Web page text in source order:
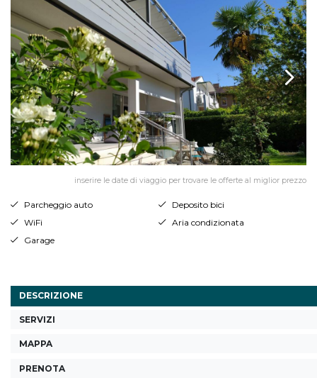
inserire le date di viaggio per trovare le offerte al miglior prezzo
Parcheggio auto
Deposito bici
WiFi
Aria condizionata
Garage
DESCRIZIONE
SERVIZI
MAPPA
PRENOTA